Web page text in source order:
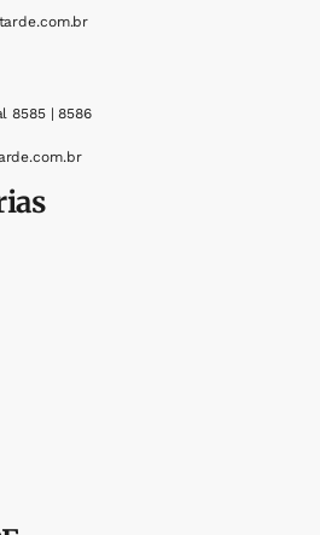
8585 | 8586